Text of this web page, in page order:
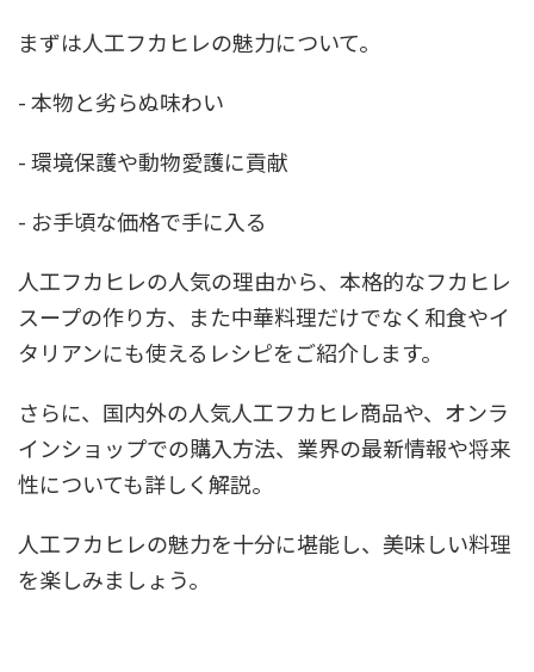
まずは人工フカヒレの魅力について。
- 本物と劣らぬ味わい
- 環境保護や動物愛護に貢献
- お手頃な価格で手に入る
人工フカヒレの人気の理由から、本格的なフカヒレ
スープの作り方、また中華料理だけでなく和食やイ
タリアンにも使えるレシピをご紹介します。
さらに、国内外の人気人工フカヒレ商品や、オンラ
インショップでの購入方法、業界の最新情報や将来
性についても詳しく解説。
人工フカヒレの魅力を十分に堪能し、美味しい料理
を楽しみましょう。